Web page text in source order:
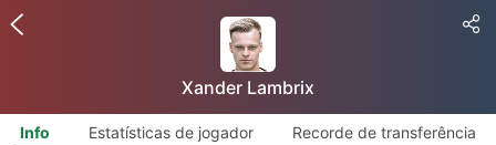
Xander Lambrix
Info Estatísticas de jogador Recorde de transferência